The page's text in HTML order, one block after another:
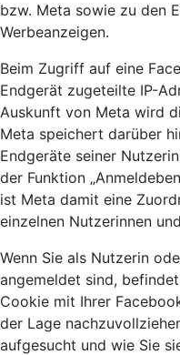
bzw. Meta sowie zu den
Werbeanzeigen.
Beim Zugriff auf eine
Endgerät zugeteilte IP-
Auskunft von Meta wird
Meta speichert darüber
Endgeräte seiner
der Funktion
ist Meta damit eine
einzelnen Nutzerinnen
Wenn Sie als Nutzerin
angemeldet sind,
Cookie mit Ihrer
der Lage
aufgesucht und wie Sie